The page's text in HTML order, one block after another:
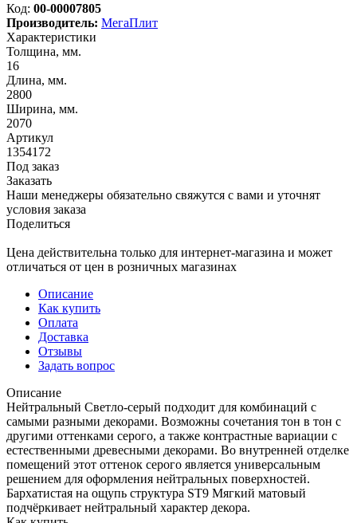
Код: 00-00007805
Производитель: МегаПлит
Характеристики
Толщина, мм.
16
Длина, мм.
2800
Ширина, мм.
2070
Артикул
1354172
Под заказ
Заказать
Наши менеджеры обязательно свяжутся с вами и уточнят
условия заказа
Поделиться
Цена действительна только для интернет-магазина и может
отличаться от цен в розничных магазинах
Описание
Как купить
Оплата
Доставка
Отзывы
Задать вопрос
Описание
Нейтральный Светло-серый подходит для комбинаций с
самыми разными декорами. Возможны сочетания тон в тон с
другими оттенками серого, а также контрастные вариации с
естественными древесными декорами. Во внутренней отделке
помещений этот оттенок серого является универсальным
решением для оформления нейтральных поверхностей.
Бархатистая на ощупь структура ST9 Мягкий матовый
подчёркивает нейтральный характер декора.